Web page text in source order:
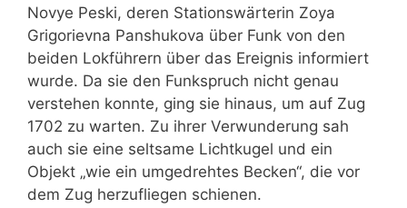
Novye Peski, deren Stationswärterin Zoya
Grigorievna Panshukova über Funk von den
beiden Lokführern über das Ereignis informiert
wurde. Da sie den Funkspruch nicht genau
verstehen konnte, ging sie hinaus, um auf Zug
1702 zu warten. Zu ihrer Verwunderung sah
auch sie eine seltsame Lichtkugel und ein
Objekt „wie ein umgedrehtes Becken“, die vor
dem Zug herzufliegen schienen.